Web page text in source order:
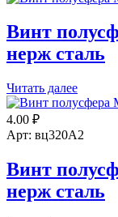
Винт
нерж сталь
Читать далее
4.00 ₽
Арт: вц320А2
Винт
нерж сталь